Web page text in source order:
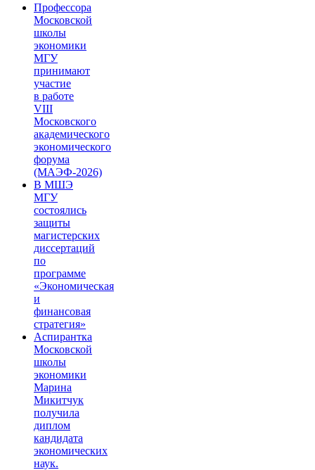
Профессора
Московской
школы
экономики
МГУ
принимают
участие
в работе
VIII
Московского
академического
экономического
форума
(МАЭФ-2026)
В МШЭ
МГУ
состоялись
защиты
магистерских
диссертаций
по
программе
«Экономическая
и
финансовая
стратегия»
Аспирантка
Московской
школы
экономики
Марина
Микитчук
получила
диплом
кандидата
экономических
наук.